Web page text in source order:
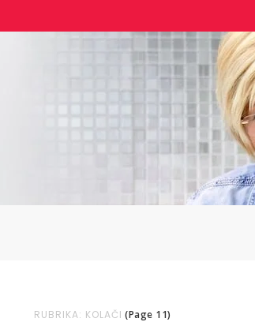
RUBRIKA: KOLAČI (Page 11)